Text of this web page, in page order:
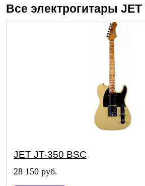
Все электрогитары JET
JET JT-350 BSC
28 150 руб.